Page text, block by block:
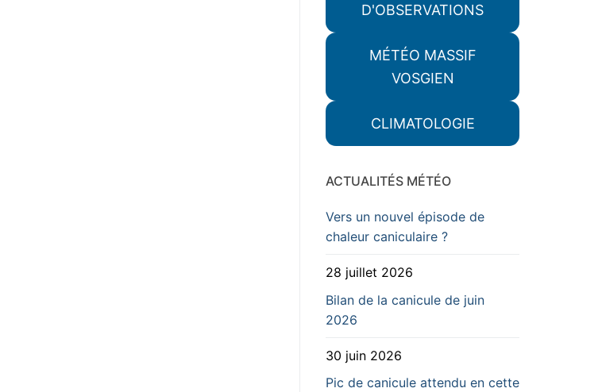
D'OBSERVATIONS
MÉTÉO MASSIF
VOSGIEN
CLIMATOLOGIE
ACTUALITÉS MÉTÉO
Vers un nouvel épisode de
chaleur caniculaire ?
28 juillet 2026
Bilan de la canicule de juin
2026
30 juin 2026
Pic de canicule attendu en cette